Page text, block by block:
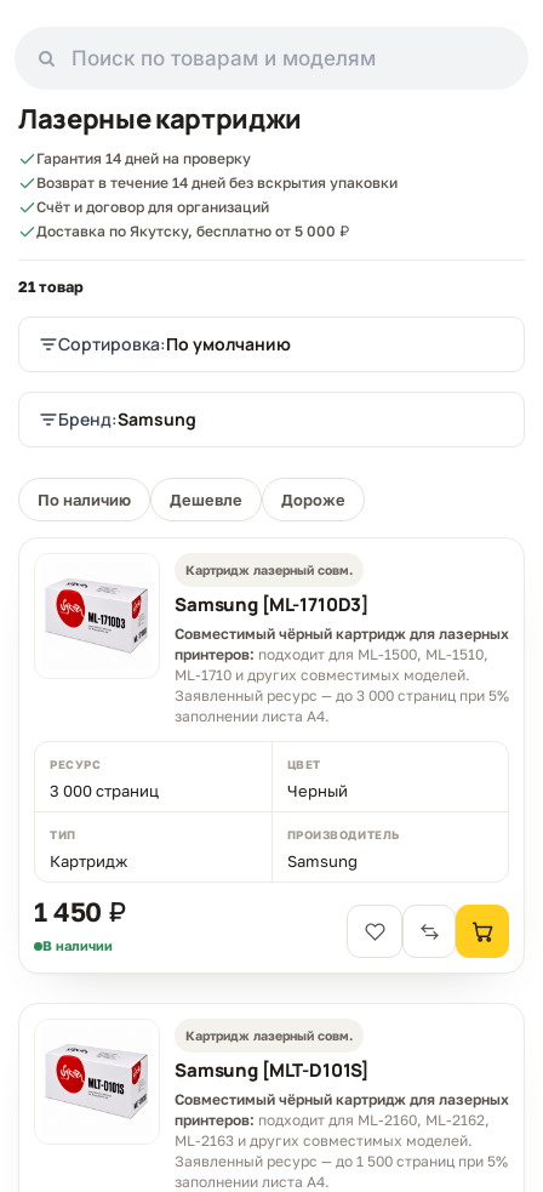
Лазерные картриджи
Гарантия 14 дней на проверку
Возврат в течение 14 дней без вскрытия упаковки
Счёт и договор для организаций
Доставка по Якутску, бесплатно от 5 000 ₽
21 товар
Сортировка:По умолчанию
Бренд:Samsung
По наличию Дешевле Дороже
Картридж лазерный совм.
Samsung [ML-1710D3]
Совместимый чёрный картридж для лазерных
принтеров: подходит для ML-1500, ML-1510,
ML-1710 и других совместимых моделей.
Заявленный ресурс — до 3 000 страниц при 5%
заполнении листа A4.
РЕСУРС
3 000 страниц
ЦВЕТ
Черный
ТИП
Картридж
ПРОИЗВОДИТЕЛЬ
Samsung
1 450 ₽
В наличии
Картридж лазерный совм.
Samsung [MLT-D101S]
Совместимый чёрный картридж для лазерных
принтеров: подходит для ML-2160, ML-2162,
ML-2163 и других совместимых моделей.
Заявленный ресурс — до 1 500 страниц при 5%
заполнении листа A4.